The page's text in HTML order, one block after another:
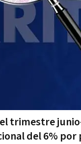
trimestre
del 6%